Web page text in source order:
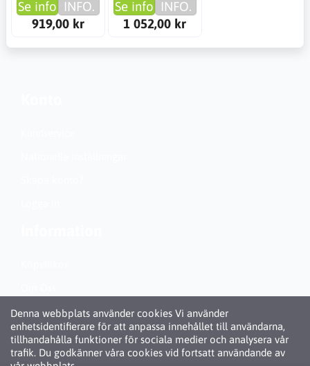
Se info INFO.
919,00 kr
Se info INFO.
1 052,00 kr
Denna webbplats använder cookies Vi använder
enhetsidentifierare för att anpassa innehållet till användarna,
tillhandahålla funktioner för sociala medier och analysera vår
trafik. Du godkänner våra cookies vid fortsatt användande av
Personuppgiftspolicy (GDPR)
Om Cookies